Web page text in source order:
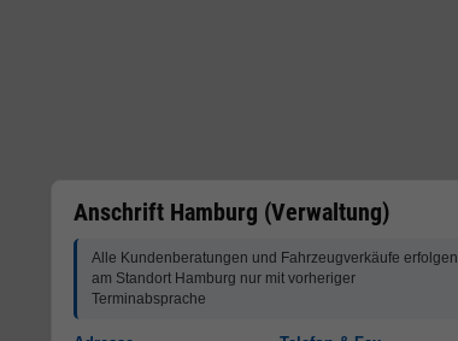
Anschrift Hamburg (Verwaltung)
Alle Kundenberatungen und Fahrzeugverkäufe erfolgen
am Standort Hamburg nur mit vorheriger
Terminabsprache